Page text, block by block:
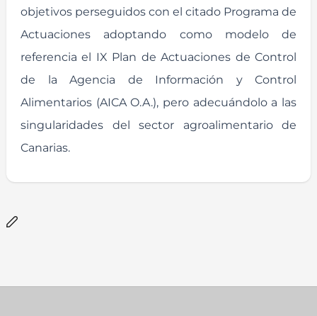
objetivos perseguidos con el citado Programa de
Actuaciones adoptando como modelo de
referencia el IX Plan de Actuaciones de Control
de la Agencia de Información y Control
Alimentarios (AICA O.A.), pero adecuándolo a las
singularidades del sector agroalimentario de
Canarias.